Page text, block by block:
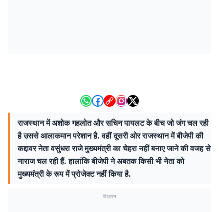
राजस्थान में अशोक गहलोत और सचिन पायलट के बीच जो जंग चल रही
है उससे आलाकमान परेशान है. वहीं दूसरी ओर राजस्थान में बीजेपी की
कद्दावर नेता वसुंधरा राजे मुख्यमंत्री का चेहरा नहीं बनाए जाने की वजह से
नाराज चल रही हैं. हालांकि बीजेपी ने अबतक किसी भी नेता को
मुख्यमंत्री के रूप में प्रोजेक्ट नहीं किया है.
विज्ञापन